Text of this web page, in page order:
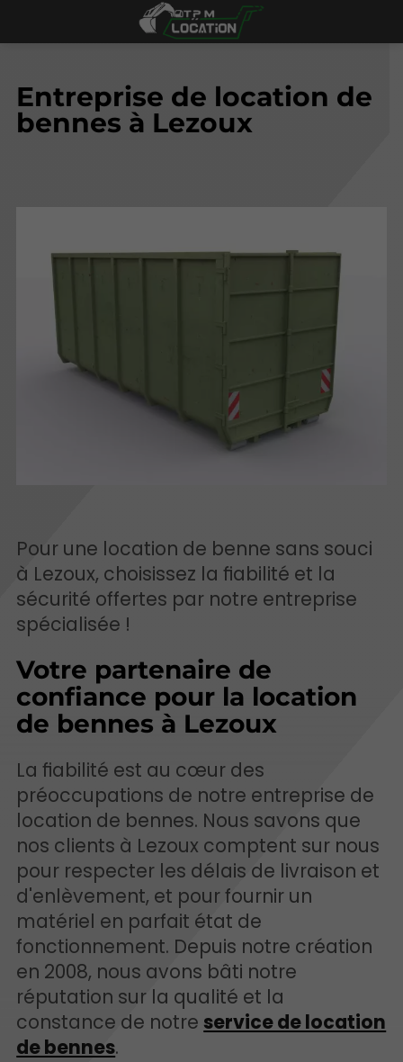
Entreprise de location de
bennes à Lezoux
Pour une location de benne sans souci
à Lezoux, choisissez la fiabilité et la
sécurité offertes par notre entreprise
spécialisée !
Votre partenaire de
confiance pour la location
de bennes à Lezoux
La fiabilité est au cœur des
préoccupations de notre entreprise de
location de bennes. Nous savons que
nos clients à Lezoux comptent sur nous
pour respecter les délais de livraison et
d'enlèvement, et pour fournir un
matériel en parfait état de
fonctionnement. Depuis notre création
en 2008, nous avons bâti notre
réputation sur la qualité et la
constance de notre service de location
de bennes.